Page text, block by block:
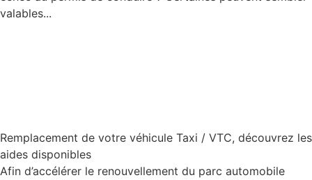
valables...
Remplacement de votre véhicule Taxi / VTC, découvrez les
aides disponibles
Afin d’accélérer le renouvellement du parc automobile